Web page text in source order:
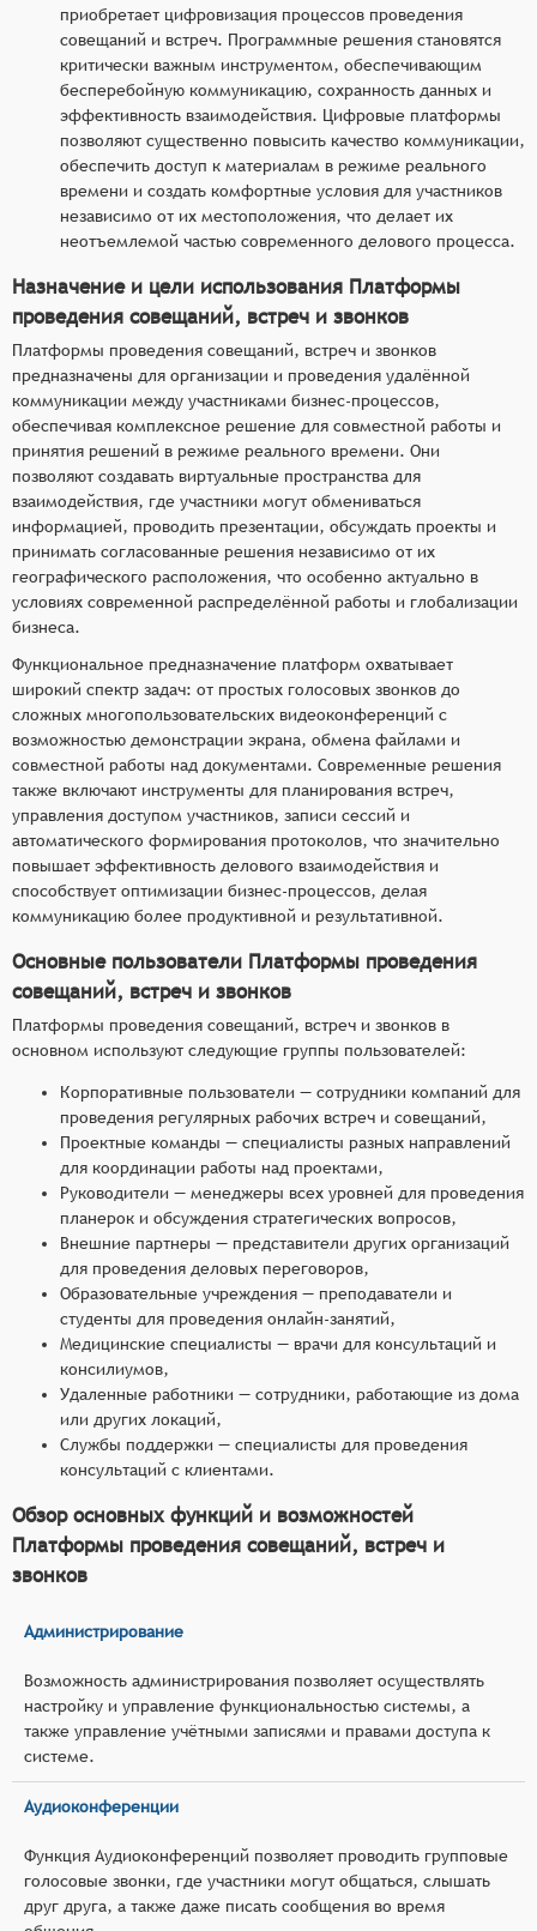
приобретает цифровизация процессов проведения
совещаний и встреч. Программные решения становятся
критически важным инструментом, обеспечивающим
бесперебойную коммуникацию, сохранность данных и
эффективность взаимодействия. Цифровые платформы
позволяют существенно повысить качество коммуникации,
обеспечить доступ к материалам в режиме реального
времени и создать комфортные условия для участников
независимо от их местоположения, что делает их
неотъемлемой частью современного делового процесса.
Назначение и цели использования Платформы
проведения совещаний, встреч и звонков
Платформы проведения совещаний, встреч и звонков
предназначены для организации и проведения удалённой
коммуникации между участниками бизнес-процессов,
обеспечивая комплексное решение для совместной работы и
принятия решений в режиме реального времени. Они
позволяют создавать виртуальные пространства для
взаимодействия, где участники могут обмениваться
информацией, проводить презентации, обсуждать проекты и
принимать согласованные решения независимо от их
географического расположения, что особенно актуально в
условиях современной распределённой работы и глобализации
бизнеса.
Функциональное предназначение платформ охватывает
широкий спектр задач: от простых голосовых звонков до
сложных многопользовательских видеоконференций с
возможностью демонстрации экрана, обмена файлами и
совместной работы над документами. Современные решения
также включают инструменты для планирования встреч,
управления доступом участников, записи сессий и
автоматического формирования протоколов, что значительно
повышает эффективность делового взаимодействия и
способствует оптимизации бизнес-процессов, делая
коммуникацию более продуктивной и результативной.
Основные пользователи Платформы проведения
совещаний, встреч и звонков
Платформы проведения совещаний, встреч и звонков в
основном используют следующие группы пользователей:
Корпоративные пользователи — сотрудники компаний для
проведения регулярных рабочих встреч и совещаний,
Проектные команды — специалисты разных направлений
для координации работы над проектами,
Руководители — менеджеры всех уровней для проведения
планерок и обсуждения стратегических вопросов,
Внешние партнеры — представители других организаций
для проведения деловых переговоров,
Образовательные учреждения — преподаватели и
студенты для проведения онлайн-занятий,
Медицинские специалисты — врачи для консультаций и
консилиумов,
Удаленные работники — сотрудники, работающие из дома
или других локаций,
Службы поддержки — специалисты для проведения
консультаций с клиентами.
Обзор основных функций и возможностей
Платформы проведения совещаний, встреч и
звонков
Администрирование
Возможность администрирования позволяет осуществлять
настройку и управление функциональностью системы, а
также управление учётными записями и правами доступа к
системе.
Аудиоконференции
Функция Аудиоконференций позволяет проводить групповые
голосовые звонки, где участники могут общаться, слышать
друг друга, а также даже писать сообщения во время